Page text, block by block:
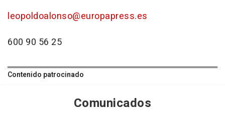
leopoldoalonso@europapress.es
600 90 56 25
Contenido patrocinado
Comunicados